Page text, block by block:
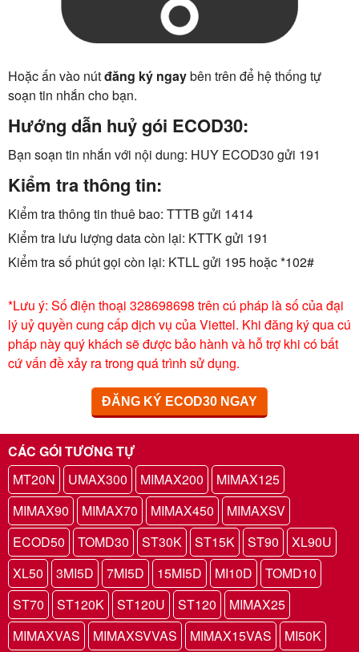
Hoặc ấn vào nútđăng ký ngaybên trên để hệ thống tự
soạn tin nhắn cho bạn.
Hướng dẫn huỷ gói ECOD30:
Bạn soạn tin nhắn với nội dung: HUY ECOD30 gửi 191
Kiểm tra thông tin:
Kiểm tra thông tin thuê bao: TTTB gửi 1414
Kiểm tra lưu lượng data còn lại: KTTK gửi 191
Kiểm tra số phút gọi còn lại: KTLL gửi 195 hoặc *102#
*Lưu ý: Số điện thoại 328698698 trên cú pháp là số của đại
lý uỷ quyền cung cấp dịch vụ của Viettel. Khi đăng ký qua cú
pháp này quý khách sẽ được bảo hành và hỗ trợ khi có bất
cứ vấn đề xảy ra trong quá trình sử dụng.
ĐĂNG KÝ ECOD30 NGAY
CÁC GÓI TƯƠNG TỰ
MT20N
UMAX300 MIMAX200
MIMAX125
MIMAX90
MIMAX70 MIMAX450
MIMAXSV
ECOD50
TOMD30 ST30K ST15K ST90
XL90U
XL50
3MI5D 7MI5D 15MI5D MI10D
TOMD10
ST70
ST120K ST120U ST120
MIMAX25
MIMAXVAS
MIMAXSVVAS MIMAX15VAS
MI50K